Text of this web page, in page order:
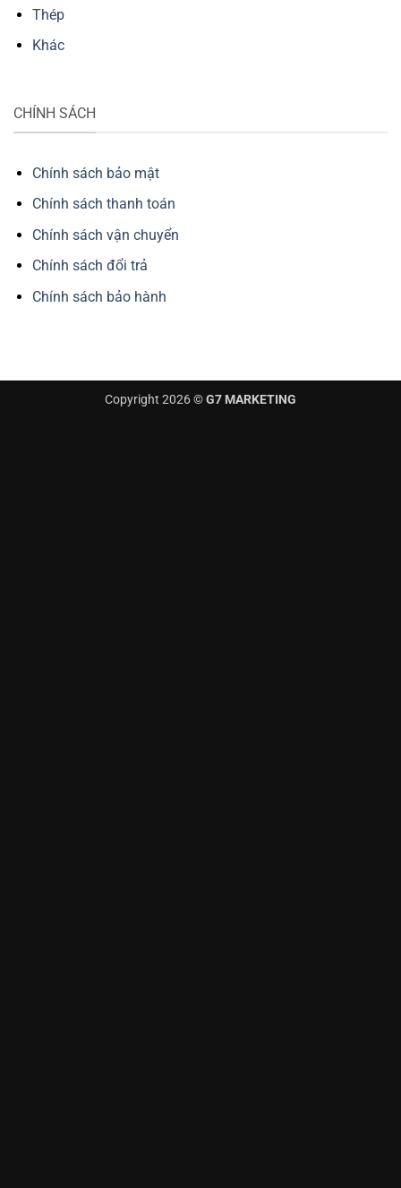
Thép
Khác
CHÍNH SÁCH
Chính sách bảo mật
Chính sách thanh toán
Chính sách vận chuyển
Chính sách đổi trả
Chính sách bảo hành
Copyright 2026 ©G7 MARKETING